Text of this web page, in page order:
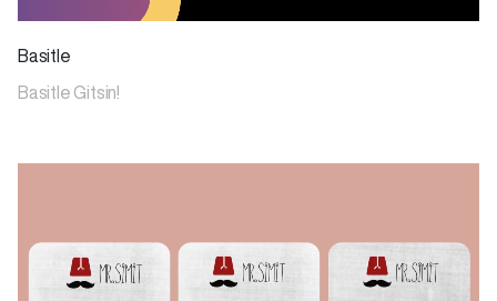
Basitle
Basitle Gitsin!